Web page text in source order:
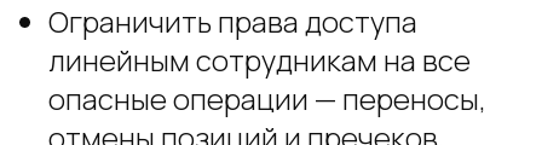
Ограничить права доступа
линейным сотрудникам на все
опасные операции — переносы,